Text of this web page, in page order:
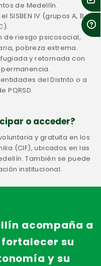
de Medellín.
SISBEN IV (grupos A, B y
de riesgo psicosocial,
pobreza extrema.
y retornada con
del Distrito o a
PQRSD.
o acceder?
y gratuita en los
(CIF), ubicados en las
También se puede
institucional.
acompaña a
su
y su